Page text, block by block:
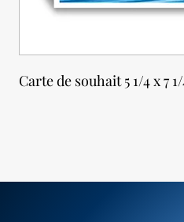
Carte de souhait 5 1/4 x 7